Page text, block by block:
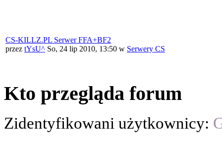
CS-KILLZ.PL Serwer FFA+BF2
przez tYsU^ So, 24 lip 2010, 13:50 w Serwery CS
Kto przegląda forum
Zidentyfikowani użytkownicy: